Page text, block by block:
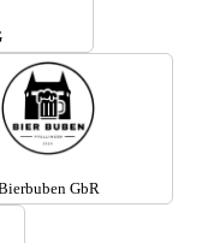
GbR